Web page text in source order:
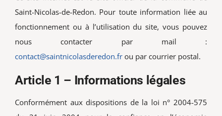
Vie associative
Saint-Nicolas-de-Redon. Pour toute information liée au
fonctionnement ou à l’utilisation du site, vous pouvez
nous contacter par mail :
contact@saintnicolasderedon.frou par courrier postal.
Article 1 – Informations légales
Conformément aux dispositions de la loi n° 2004-575